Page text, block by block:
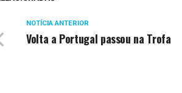
NOTÍCIA ANTERIOR
Volta a Portugal passou na Trofa